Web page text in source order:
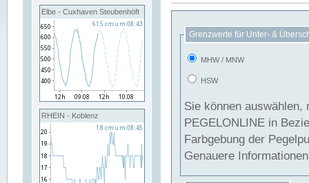
Elbe - Cuxhaven Steubenhöft
RHEIN - Koblenz
Grenzwerte für Unter- &
MHW / MNW
HSW
Sie können
PEGELONLINE in Beziehung
Farbgebung der
Genauere